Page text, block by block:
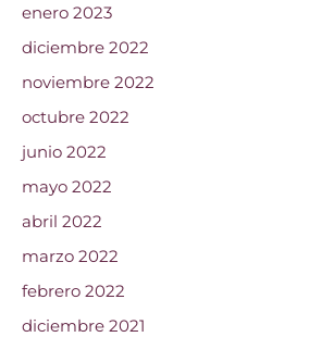
enero 2023
diciembre 2022
noviembre 2022
octubre 2022
junio 2022
mayo 2022
abril 2022
marzo 2022
febrero 2022
diciembre 2021